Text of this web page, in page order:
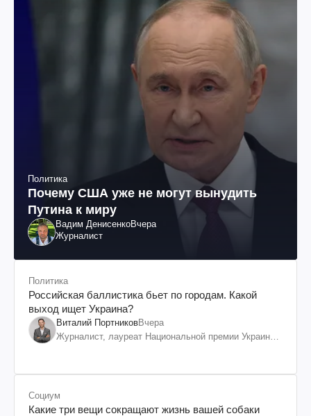
Политика
Почему США уже не могут вынудить
Путина к миру
Вадим ДенисенкоВчера
Журналист
Политика
Российская баллистика бьет по городам. Какой
выход ищет Украина?
Виталий ПортниковВчера
Журналист, лауреат Национальной премии Украины
Социум
Какие три вещи сокращают жизнь вашей собаки